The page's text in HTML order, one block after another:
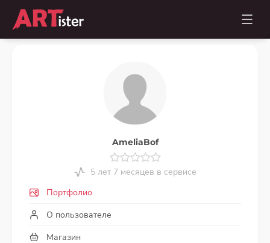
AmeliaBof
5 лет 7 месяцев в сервисе
Портфолио
О пользователе
Магазин